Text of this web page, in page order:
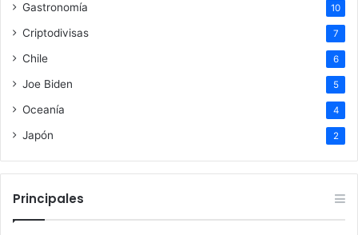
Gastronomía 10
Criptodivisas 7
Chile 6
Joe Biden 5
Oceanía 4
Japón 2
Principales